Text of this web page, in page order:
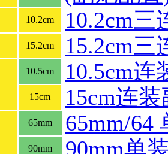
10.2cm 10.2cm三
15.2cm 15.2cm三
10.5cm 10.5cm连
15cm 15cm连
65mm 65mm/64
90mm 90mm单